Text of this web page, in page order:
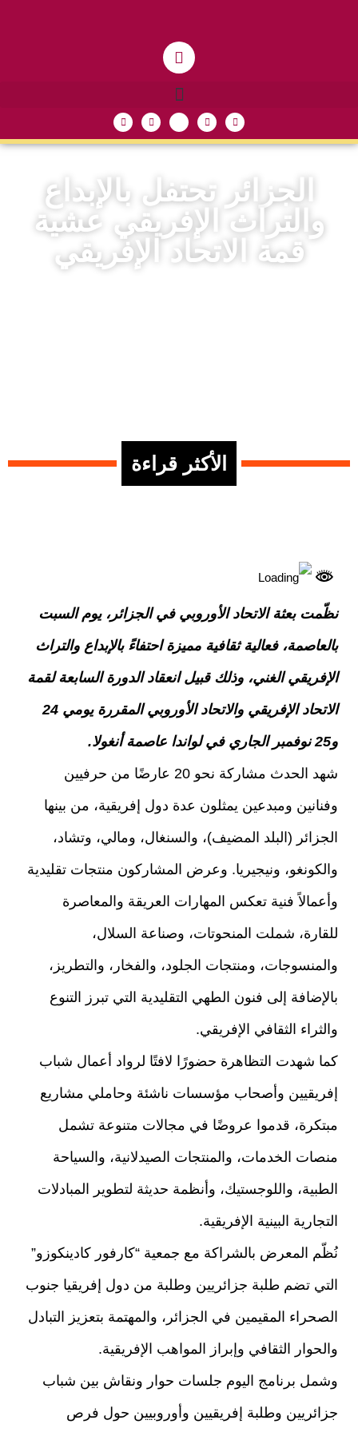
الجزائر تحتفل بالإبداع
والتراث الإفريقي عشية
قمة الاتحاد الإفريقي
الأكثر قراءة
نظّمت بعثة الاتحاد الأوروبي في الجزائر، يوم السبت
بالعاصمة، فعالية ثقافية مميزة احتفاءً بالإبداع والتراث
الإفريقي الغني، وذلك قبيل انعقاد الدورة السابعة لقمة
الاتحاد الإفريقي والاتحاد الأوروبي المقررة يومي 24
و25 نوفمبر الجاري في لواندا عاصمة أنغولا.
شهد الحدث مشاركة نحو 20 عارضًا من حرفيين
وفنانين ومبدعين يمثلون عدة دول إفريقية، من بينها
الجزائر (البلد المضيف)، والسنغال، ومالي، وتشاد،
والكونغو، ونيجيريا. وعرض المشاركون منتجات تقليدية
وأعمالاً فنية تعكس المهارات العريقة والمعاصرة
للقارة، شملت المنحوتات، وصناعة السلال،
والمنسوجات، ومنتجات الجلود، والفخار، والتطريز،
بالإضافة إلى فنون الطهي التقليدية التي تبرز التنوع
والثراء الثقافي الإفريقي.
كما شهدت التظاهرة حضورًا لافتًا لرواد أعمال شباب
إفريقيين وأصحاب مؤسسات ناشئة وحاملي مشاريع
مبتكرة، قدموا عروضًا في مجالات متنوعة تشمل
منصات الخدمات، والمنتجات الصيدلانية، والسياحة
الطبية، واللوجستيك، وأنظمة حديثة لتطوير المبادلات
التجارية البينية الإفريقية.
نُظّم المعرض بالشراكة مع جمعية “كارفور كادينكوزو”
التي تضم طلبة جزائريين وطلبة من دول إفريقيا جنوب
الصحراء المقيمين في الجزائر، والمهتمة بتعزيز التبادل
والحوار الثقافي وإبراز المواهب الإفريقية.
وشمل برنامج اليوم جلسات حوار ونقاش بين شباب
جزائريين وطلبة إفريقيين وأوروبيين حول فرص